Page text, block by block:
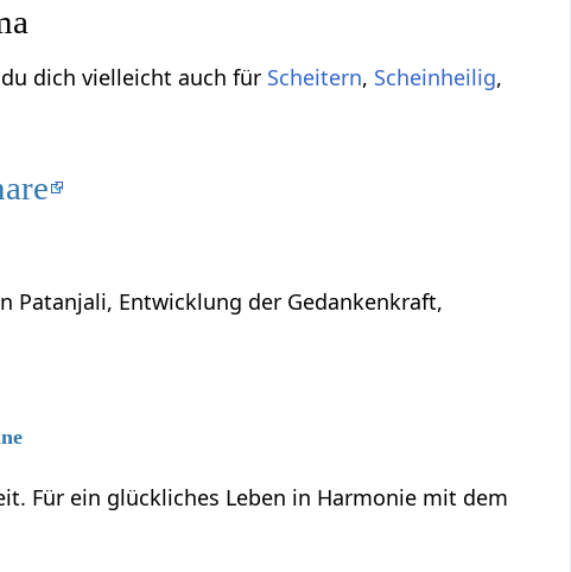
dich vielleicht auch für Scheitern, Scheinheilig,
Patanjali, Entwicklung der Gedankenkraft,
Für ein glückliches Leben in Harmonie mit dem